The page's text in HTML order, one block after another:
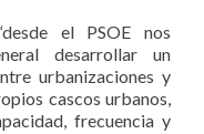
el PSOE nos
desarrollar un
urbanizaciones y
cascos urbanos,
frecuencia y